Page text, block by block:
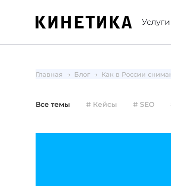
Услуги
Главная Блог Как в России
Все темы # Кейсы # SEO